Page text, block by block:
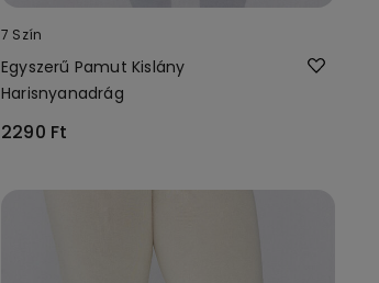
7 Szín
Egyszerű Pamut Kislány
Harisnyanadrág
2290 Ft